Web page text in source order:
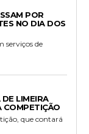
POR
NO DIA DOS
serviços de
LIMEIRA
COMPETIÇÃO
que contará